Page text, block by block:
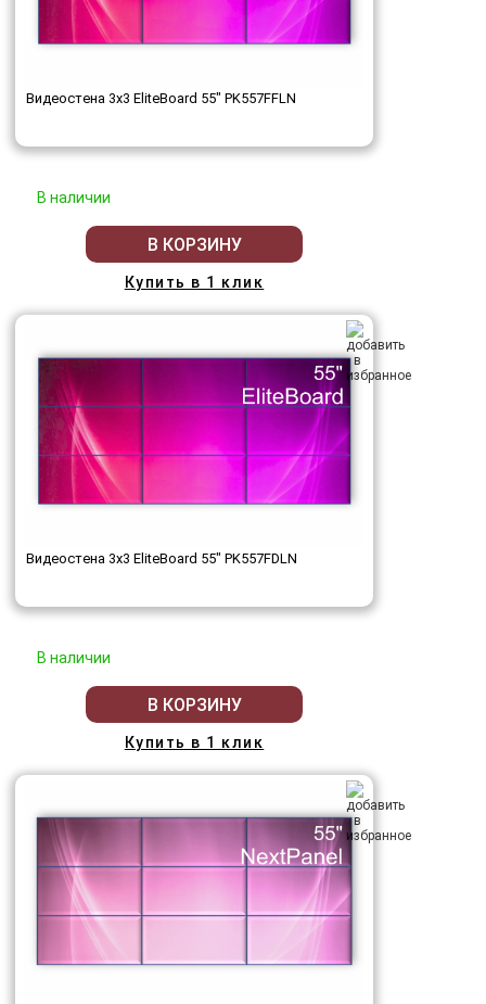
Видеостена 3x3 EliteBoard 55" PK557FFLN
В наличии
В КОРЗИНУ
Купить в 1 клик
Видеостена 3x3 EliteBoard 55" PK557FDLN
В наличии
В КОРЗИНУ
Купить в 1 клик